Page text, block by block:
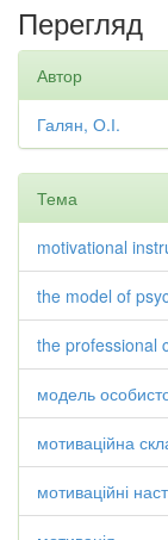
Перегляд
Автор
Галян, О.І.
Тема
motivational
the model of
the professional
модель
мотиваційна
мотиваційні